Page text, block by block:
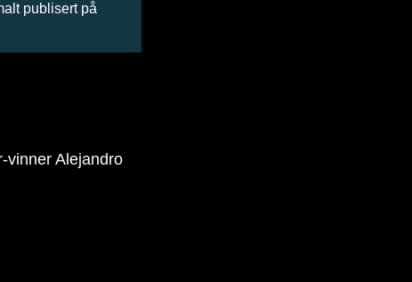
publisert på
vinner Alejandro